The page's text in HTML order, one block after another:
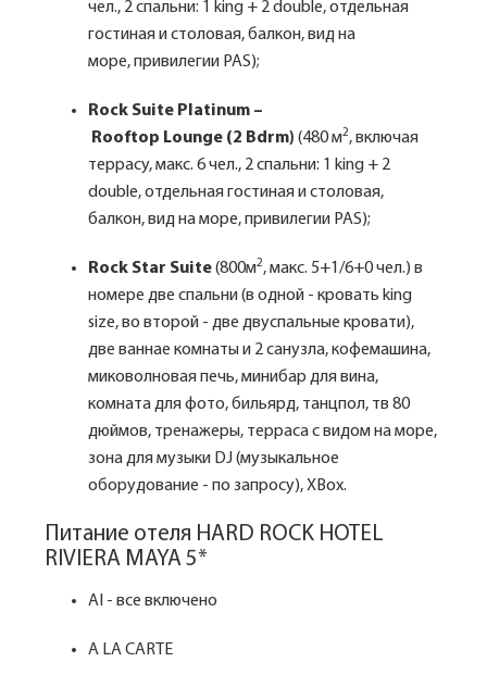
чел., 2 спальни: 1 king + 2 double, отдельная
гостиная и столовая, балкон, вид на
море, привилегии PAS);
Rock Suite Platinum –
Rooftop Lounge (2 Bdrm) (480 м2, включая
террасу, макс. 6 чел., 2 спальни: 1 king + 2
double, отдельная гостиная и столовая,
балкон, вид на море, привилегии PAS);
Rock Star Suite(800м2, макс. 5+1/6+0 чел.) в
номере две спальни (в одной - кровать king
size, во второй - две двуспальные кровати),
две ваннае комнаты и 2 санузла, кофемашина,
миковолновая печь, минибар для вина,
комната для фото, бильярд, танцпол, тв 80
дюймов, тренажеры, терраса с видом на море,
зона для музыки DJ (музыкальное
оборудование - по запросу), XBox.
Питание отеля HARD ROCK HOTEL
RIVIERA MAYA 5*
AI - все включено
A LA CARTE